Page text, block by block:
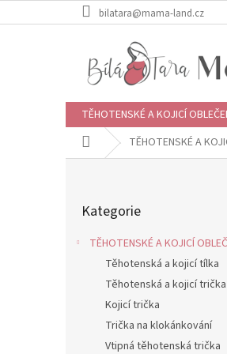
na
bilatara@mama-land.cz
TĚHOTENSKÉ A KOJICÍ
Domů TĚHOTENSKÉ A
kategorie
Kategorie
TĚHOTENSKÉ A KOJICÍ
Těhotenská a kojicí tílka
Těhotenská a kojicí trička
Kojicí trička
Trička na klokánkování
Vtipná těhotenská trička